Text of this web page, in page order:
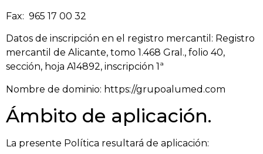
Fax: 965 17 00 32
Datos de inscripción en el registro mercantil: Registro
mercantil de Alicante, tomo 1.468 Gral., folio 40,
sección, hoja A14892, inscripción 1ª
Nombre de dominio: https://grupoalumed.com
Ámbito de aplicación.
La presente Política resultará de aplicación: